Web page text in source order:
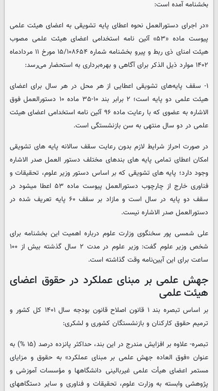
بخشنامه آمده است:
«در اجرای دستورالعمل نحوه اعطای پایه تشویقی به اعضای هیئت علمی
پیوست ماده «۵۳» آئین نامه استخدامی اعضای هیئت علمی مصوب
هیئت امنای ذی ربط و پیرو بخشنامه شماره ۱۵/۱۰۸۶۵۴ مورخ ۱۱ مردادماه
۱۴۰۲ موارد ذیل الذکر برای آگاهی و بهره‌برداری به استحضار می‌رسد:
۱- سقف پایه‌های تشویقی اعطایی از هر محل در هر سال برای اعضای
هیئت علمی دو پایه است؛ ۲ برابر بند ۱۰-۳۵ ماده ۱۰ دستورالعمل فوق
الاشاره به عضوی که با رعایت ماده ۹۶ آئین نامه استخدامی اعضای هیئت
علمی در دو سال منتهی به سن بازنشستگی است.
در صورت احراز شرایط لازم بدون رعایت سقف سالانه پایه های تشویقی
امکان اعطای تمامی پایه های بندهای مختلف دستور العمل صدر الاشاره
وجود دارد؛ پایه های تشویقی که بر اساس دستور وزیر علوم، تحقیقات و
فناوری خارج از چارچوب دستورالعمل پیوست ماده ۵۳ اعطا میشود در
سقف دو پایه در سال است و مازاد بر سقف ۶۰ پایه تعریف شده در
دستورالعمل صدر الاشاره نیست.
علی شمسی پور سخنگوی وزارت علوم درباره اهمیت این بخشنامه برای
شخص وزیر علوم گفت: وزیر علوم در مدت ۲ سال گذشته بیش از ۱۰۰
ساعت برای این آیین‌نامه وقت گذاشته است.
جهش علمی بر مبنای عملکرد در حقوق اعضای
هیئت علمی
بر اساس تبصره بند ۱ قانون اصلاح قانون بودجه سال ۱۴۰۱ کل کشور و
ترمیم حقوق کارکنان و بازنشستگان کشوری و لشکری:
تبصره- علاوه بر افزایش مندرج در این بند، حداکثر پانزده درصد (۱۵ %) به
عنوان «فوق العاده جهش علمی بر مبنای عملکرد» به حقوق و مزایای
مستمر اعضای هیأت علمی غیربالینی دانشگاهها و مؤسسات آموزشی و
پژوهشی وابسته به وزارت علوم، تحقیقات و فناوری و سایر دستگاههای